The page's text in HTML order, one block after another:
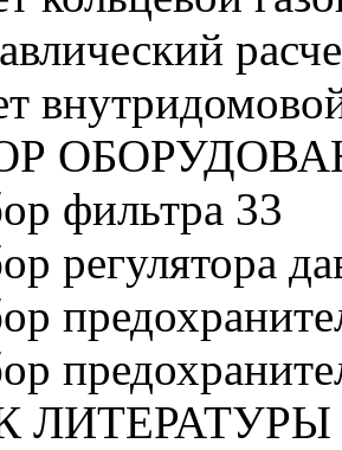
фильтра 33
регулятора
ЛИТЕРАТУРЫ